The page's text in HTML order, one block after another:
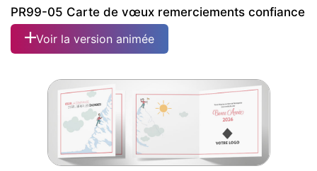
PR99-05 Carte de vœux remerciements confiance
Voir la version animée